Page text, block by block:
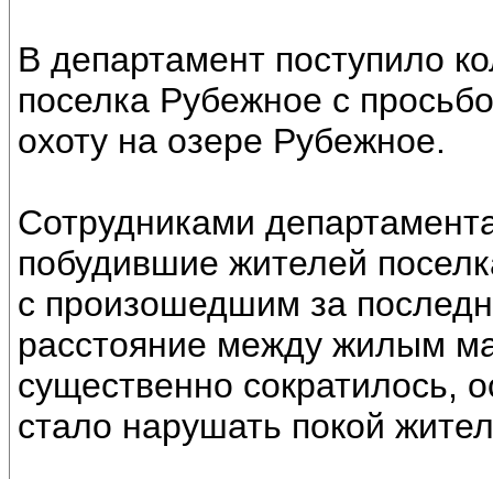
В департамент поступило
поселка Рубежное с
охоту на озере Рубежное.
Сотрудниками
побудившие жителей
с произошедшим за
расстояние между жилым
существенно сократилось,
стало нарушать покой